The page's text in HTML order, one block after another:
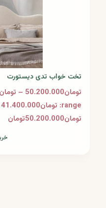
تخت خواب تدی دیستورت
تومان50.200.000تومان